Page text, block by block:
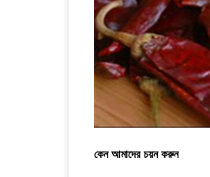
কেন আমাদের চয়ন করুন